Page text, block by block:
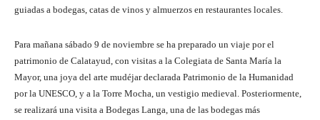
guiadas a bodegas, catas de vinos y almuerzos en restaurantes locales.
Para mañana sábado 9 de noviembre se ha preparado un viaje por el
patrimonio de Calatayud, con visitas a la Colegiata de Santa María la
Mayor, una joya del arte mudéjar declarada Patrimonio de la Humanidad
por la UNESCO, y a la Torre Mocha, un vestigio medieval. Posteriormente,
se realizará una visita a Bodegas Langa, una de las bodegas más